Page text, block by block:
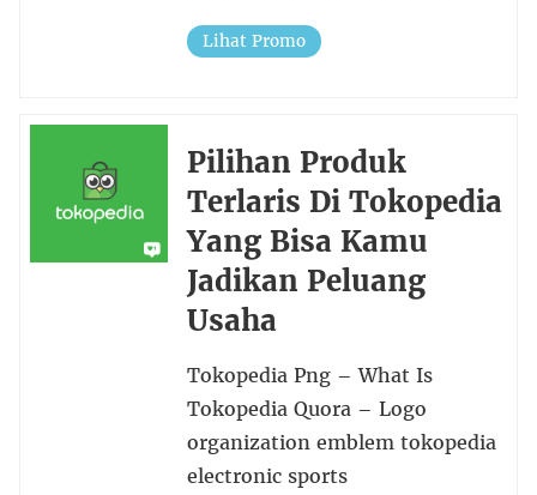
Lihat Promo
Pilihan Produk
Terlaris Di Tokopedia
Yang Bisa Kamu
Jadikan Peluang
Usaha
Tokopedia Png – What Is
Tokopedia Quora – Logo
organization emblem tokopedia
electronic sports